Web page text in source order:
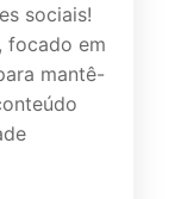
sociais!
focado em
mantê-